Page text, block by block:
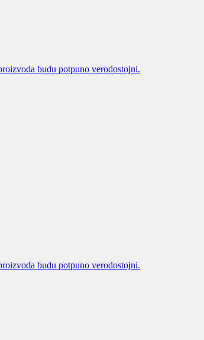
budu potpuno verodostojni.
budu potpuno verodostojni.